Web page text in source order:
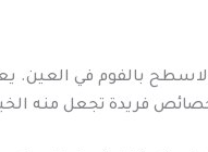
بالفوم في العين.
فريدة تجعل منه